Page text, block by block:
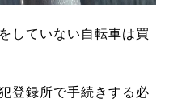
していない自転車は買
登録所で手続きする必